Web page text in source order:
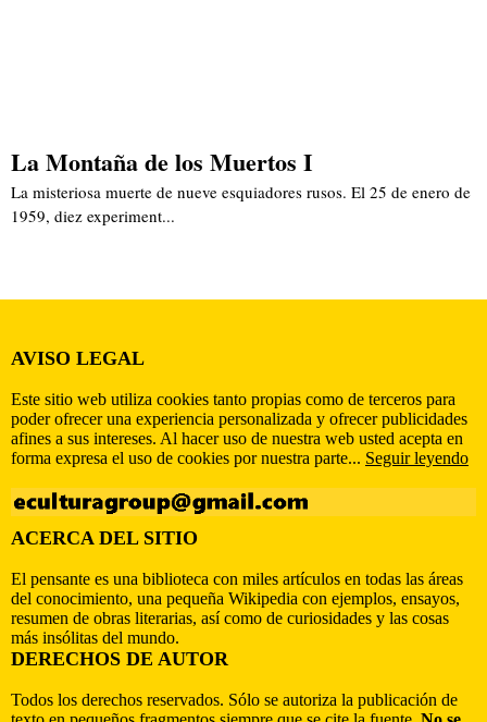
La Montaña de los Muertos I
La misteriosa muerte de nueve esquiadores rusos. El 25 de enero de
1959, diez experiment...
AVISO LEGAL
Este sitio web utiliza cookies tanto propias como de terceros para
poder ofrecer una experiencia personalizada y ofrecer publicidades
afines a sus intereses. Al hacer uso de nuestra web usted acepta en
forma expresa el uso de cookies por nuestra parte... Seguir leyendo
ACERCA DEL SITIO
El pensante es una biblioteca con miles artículos en todas las áreas
del conocimiento, una pequeña Wikipedia con ejemplos, ensayos,
resumen de obras literarias, así como de curiosidades y las cosas
más insólitas del mundo.
DERECHOS DE AUTOR
Todos los derechos reservados. Sólo se autoriza la publicación de